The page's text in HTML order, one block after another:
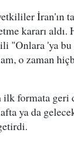
İran'ın
kararı aldı.
"Onlara 'ya bu
o zaman
ilk formata geri
ya da